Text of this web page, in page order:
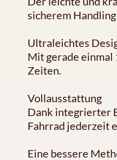
sicherem
Ultraleichtes
Mit gerade einmal
Zeiten.
Vollausstattung
Dank integrierter
Fahrrad jederzeit
Eine bessere